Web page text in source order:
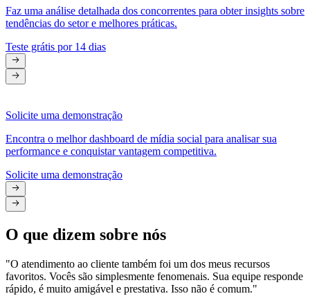
Faz uma análise detalhada dos concorrentes para obter insights sobre
tendências do setor e melhores práticas.
Teste grátis por 14 dias
Solicite uma demonstração
Encontra o melhor dashboard de mídia social para analisar sua
performance e conquistar vantagem competitiva.
Solicite uma demonstração
O que dizem sobre nós
"O atendimento ao cliente também foi um dos meus recursos
favoritos. Vocês são simplesmente fenomenais. Sua equipe responde
rápido, é muito amigável e prestativa. Isso não é comum."